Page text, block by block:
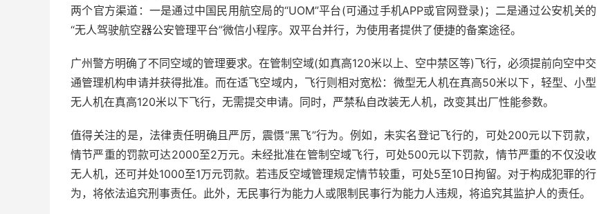
两个官方渠道：一是通过中国民用航空局的“UOM”平台(可通过手机APP或官网登录)；二是通过公安机关的
“无人驾驶航空器公安管理平台”微信小程序。双平台并行，为使用者提供了便捷的备案途径。
广州警方明确了不同空域的管理要求。在管制空域(如真高120米以上、空中禁区等)飞行，必须提前向空中交
通管理机构申请并获得批准。而在适飞空域内，飞行则相对宽松：微型无人机在真高50米以下，轻型、小型
无人机在真高120米以下飞行，无需提交申请。同时，严禁私自改装无人机，改变其出厂性能参数。
值得关注的是，法律责任明确且严厉，震慑“黑飞”行为。例如，未实名登记飞行的，可处200元以下罚款，
情节严重的罚款可达2000至2万元。未经批准在管制空域飞行，可处500元以下罚款，情节严重的不仅没收
无人机，还可并处1000至1万元罚款。若违反空域管理规定情节较重，可处5至10日拘留。对于构成犯罪的行
为，将依法追究刑事责任。此外，无民事行为能力人或限制民事行为能力人违规，将追究其监护人的责任。